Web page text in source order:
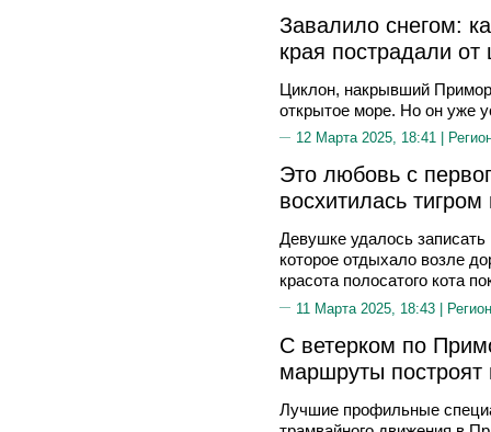
Завалило снегом:
края пострадали от
Циклон, накрывший
открытое море. Но он уже
12 Марта 2025, 18:41 |
Это любовь с
восхитилась
Девушке удалось
которое отдыхало возле
красота полосатого кота
11 Марта 2025, 18:43 |
С ветерком по
маршруты построят
Лучшие профильные